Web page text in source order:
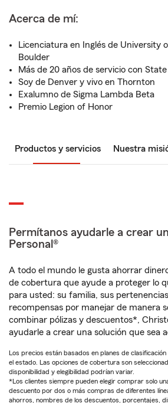
Acerca de mí:
Licenciatura en Inglés de University
Boulder
Más de 20 años de servicio con
Soy de Denver y vivo en Thornton
Exalumno de Sigma Lambda Beta
Premio Legion of Honor
Productos y servicios Nuestra
Permítanos ayudarle a crear
Personal®
A todo el mundo le gusta ahorrar
de cobertura que ayude a proteger lo
para usted: su familia, sus
recompensas por manejar de manera
combinar pólizas y descuentos*,
ayudarle a crear una solución que sea
Los precios están basados en planes de
el estado. Las opciones de cobertura son
disponibilidad y elegibilidad podrían variar.
*Los clientes siempre pueden elegir comprar solo
descuento por dos o más compras de diferentes
ahorros, nombres de los descuentos, porcentajes,